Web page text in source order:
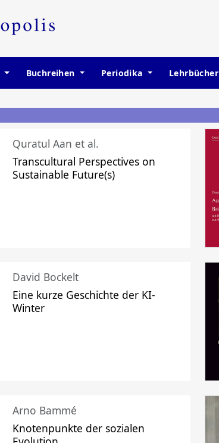
Buchreihen Periodika Lehrbücher
Quratul Aan et al.
Transcultural Perspectives on
Sustainable Future(s)
David Bockelt
Eine kurze Geschichte der KI-
Winter
Arno Bammé
Knotenpunkte der sozialen